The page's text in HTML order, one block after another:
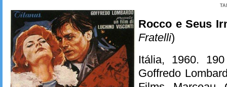
Rocco e Seus
Fratelli)
Itália, 1960.
Goffredo